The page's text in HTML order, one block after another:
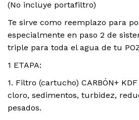
(No incluye portafiltro)
Te sirve como reemplazo para
especialmente en paso 2 de
triple para toda el agua de tu
1 ETAPA:
1. Filtro (cartucho) CARBÓN+
cloro, sedimentos, turbidez,
pesados.